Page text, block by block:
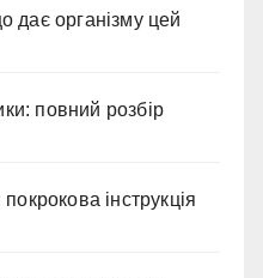
дає організму цей
повний розбір
інструкція